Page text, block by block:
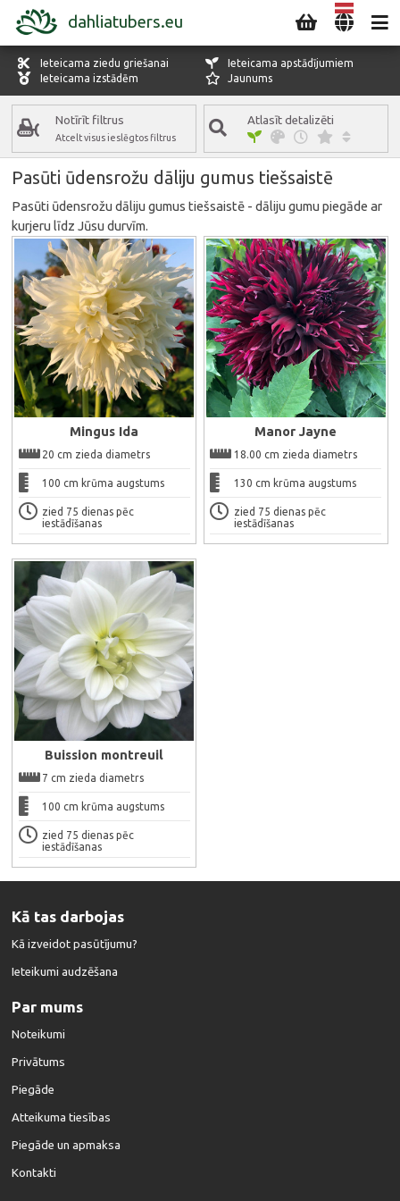
dahliatubers.eu
Ieteicama ziedu griešanai
Ieteicama apstādījumiem
Ieteicama izstādēm
Jaunums
Notīrīt filtrus
Atcelt visus ieslēgtos filtrus
Atlasīt detalizēti
DĀLIJU KATEGORIJA
ZIEDA KRĀSA
Visas krāsas
ZIEDĒŠANAS LAIKS
Visi ziedēšanas laiki
ĪPAŠĪBAS
Visas īpašības
SECĪBA SARAKSTĀ
Standarta secība
Pasūti ūdensrožu dāliju gumus tiešsaistē
Pasūti ūdensrožu dāliju gumus tiešsaistē - dāliju gumu piegāde ar
kurjeru līdz Jūsu durvīm.
Mingus Ida
20 cm zieda diametrs
100 cm krūma augstums
zied 75 dienas pēc
iestādīšanas
Ātrais skats
Manor Jayne
18.00 cm zieda diametrs
130 cm krūma augstums
zied 75 dienas pēc
iestādīšanas
Ātrais skats
Buission montreuil
7 cm zieda diametrs
100 cm krūma augstums
zied 75 dienas pēc
iestādīšanas
Ātrais skats
Kā tas darbojas
Kā izveidot pasūtījumu?
Ieteikumi audzēšana
Par mums
Noteikumi
Privātums
Piegāde
Atteikuma tiesības
Piegāde un apmaksa
Kontakti